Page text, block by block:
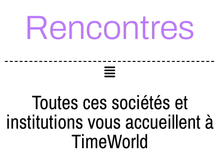
Rencontres
Toutes ces sociétés et
institutions vous accueillent à
TimeWorld